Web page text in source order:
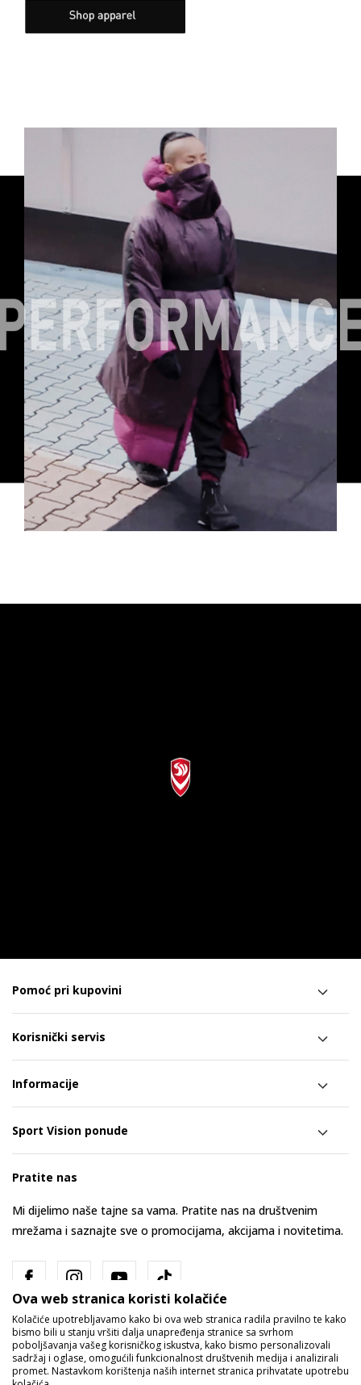
Pomoć pri kupovini
Korisnički servis
Informacije
Sport Vision ponude
Pratite nas
Mi dijelimo naše tajne sa vama. Pratite nas na društvenim
mrežama i saznajte sve o promocijama, akcijama i novitetima.
Bosna i Hercegovina Promijenite
Ova web stranica koristi kolačiće
Kolačiće upotrebljavamo kako bi ova web stranica radila pravilno te kako
bismo bili u stanju vršiti dalja unapređenja stranice sa svrhom
poboljšavanja vašeg korisničkog iskustva, kako bismo personalizovali
sadržaj i oglase, omogućili funkcionalnost društvenih medija i analizirali
promet. Nastavkom korištenja naših internet stranica prihvatate upotrebu